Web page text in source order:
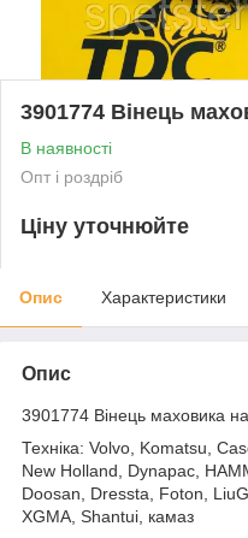
3901774 Вінець
В наявності
Опт і роздріб
Ціну уточнюйте
Опис Характеристики
Опис
3901774 Вінець маховика на
Техніка: Volvo, Komatsu,
New Holland, Dynapac,
Doosan, Dressta, Foton,
XGMA, Shantui, камаз